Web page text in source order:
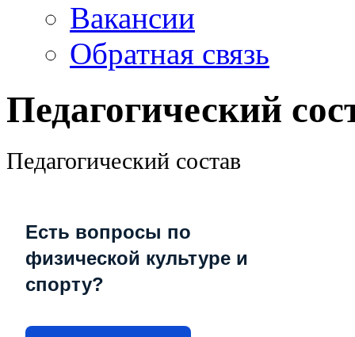
Вакансии
Обратная связь
Педагогический
Педагогический состав
Есть вопросы по
физической культуре и
спорту?